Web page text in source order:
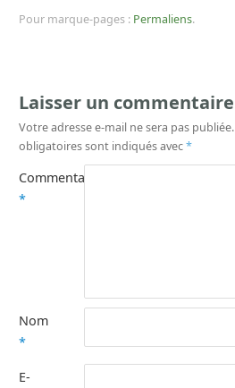
Pour marque-pages : Permaliens.
Laisser un commentaire
Votre adresse e-mail ne sera pas publiée.
obligatoires sont indiqués avec*
Commentaire
*
Nom
*
E-